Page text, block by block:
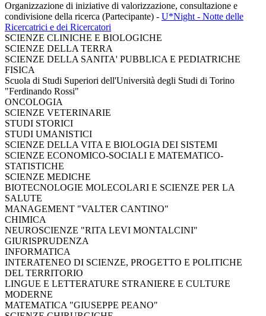
Organizzazione di iniziative di valorizzazione, consultazione e
condivisione della ricerca (Partecipante) - U*Night - Notte delle
Ricercatrici e dei Ricercatori
SCIENZE CLINICHE E BIOLOGICHE
SCIENZE DELLA TERRA
SCIENZE DELLA SANITA' PUBBLICA E PEDIATRICHE
FISICA
Scuola di Studi Superiori dell'Università degli Studi di Torino
"Ferdinando Rossi"
ONCOLOGIA
SCIENZE VETERINARIE
STUDI STORICI
STUDI UMANISTICI
SCIENZE DELLA VITA E BIOLOGIA DEI SISTEMI
SCIENZE ECONOMICO-SOCIALI E MATEMATICO-
STATISTICHE
SCIENZE MEDICHE
BIOTECNOLOGIE MOLECOLARI E SCIENZE PER LA
SALUTE
MANAGEMENT "VALTER CANTINO"
CHIMICA
NEUROSCIENZE "RITA LEVI MONTALCINI"
GIURISPRUDENZA
INFORMATICA
INTERATENEO DI SCIENZE, PROGETTO E POLITICHE
DEL TERRITORIO
LINGUE E LETTERATURE STRANIERE E CULTURE
MODERNE
MATEMATICA "GIUSEPPE PEANO"